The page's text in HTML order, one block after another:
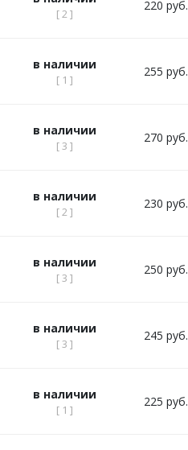
[ 2 ]
220 руб.
в наличии
[ 1 ]
255 руб.
в наличии
[ 3 ]
270 руб.
в наличии
[ 2 ]
230 руб.
в наличии
[ 3 ]
250 руб.
в наличии
[ 3 ]
245 руб.
в наличии
[ 1 ]
225 руб.